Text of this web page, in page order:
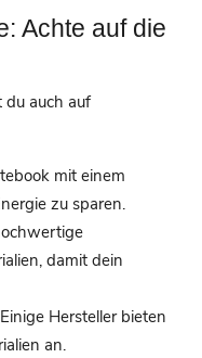
Achte auf die
du auch auf
mit einem
zu sparen.
damit dein
Einige Hersteller bieten
an.